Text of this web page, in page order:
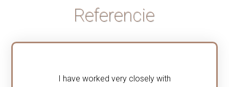
Referencie
I have worked very closely with